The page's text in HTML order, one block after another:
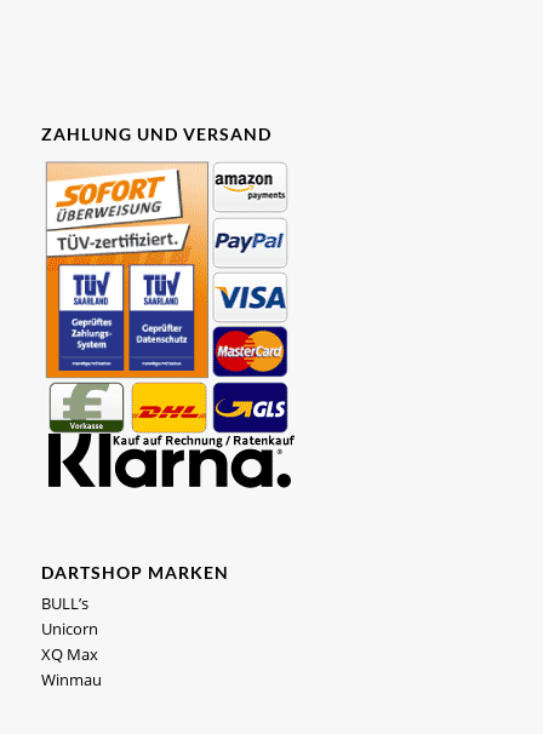
ZAHLUNG UND VERSAND
DARTSHOP MARKEN
BULL’s
Unicorn
XQ Max
Winmau